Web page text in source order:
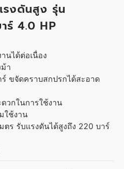
รงดันสูง รุ่น
ร์ 4.0 HP
นได้ต่อเนื่อง
า
ร์ ขจัดคราบสกปรกได้สะอาด
วกในการใช้งาน
ใช้งาน
ตร รับแรงดันได้สูงถึง 220 บาร์